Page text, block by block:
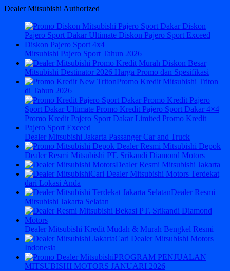
Dealer Mitsubishi Authorized
Mitsubishi Pajero Sport Tahun 2026
Mitsubishi Destinator 2026 Harga Promo dan Spesifikasi
Promo Kredit Mitsubishi Triton
di Tahun 2026
Dealer Mitsubishi Jakarta Passanger Car and Truck
Dealer Resmi Mitsubishi PT. Srikandi Diamond Motors
Dealer Resmi Mitsubishi Jakarta
Cari Dealer Mitsubishi Motors Terdekat
dari Lokasi Anda
Dealer Resmi
Mitsubishi Jakarta Selatan
Dealer Mitsubishi Kredit Mudah & Murah Bengkel Resmi
Cari Dealer Mitsubishi Motors
Indonesia
PROGRAM PENJUALAN
MITSUBISHI MOTORS JANUARI 2026